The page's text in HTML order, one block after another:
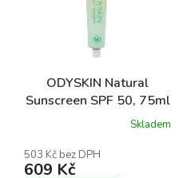
ODYSKIN Natural
Sunscreen SPF 50, 75ml
Skladem
503 Kč bez DPH
609 Kč